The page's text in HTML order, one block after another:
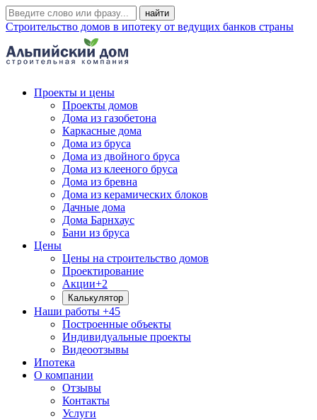
Строительство домов в ипотеку от ведущих банков страны
Проекты и цены
Проекты домов
Дома из газобетона
Каркасные дома
Дома из бруса
Дома из двойного бруса
Дома из клееного бруса
Дома из бревна
Дома из керамических блоков
Дачные дома
Дома Барнхаус
Бани из бруса
Цены
Цены на строительство домов
Проектирование
Акции+2
Калькулятор
Наши работы +45
Построенные объекты
Индивидуальные проекты
Видеоотзывы
Ипотека
О компании
Отзывы
Контакты
Услуги